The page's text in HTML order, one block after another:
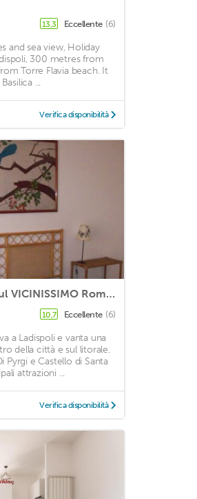
13,3 Eccellente (6)
and sea view, Holiday
300 metres from
Torre Flavia beach. It
...
Verifica disponibilità
LUNGOMARE, delightful VICINISSIMO Rome, wide TERRACE, free WIFI, 1 bed
10,7 Eccellente (6)
a Ladispoli e vanta una
della città e sul litorale.
e Castello di Santa
attrazioni ...
Verifica disponibilità